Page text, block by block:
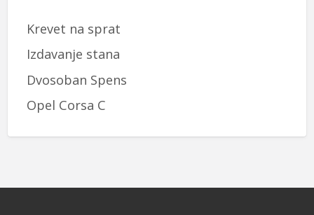
Krevet na sprat
Izdavanje stana
Dvosoban Spens
Opel Corsa C